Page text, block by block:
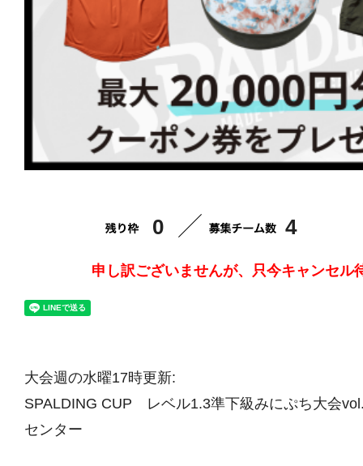
0 4
申し訳ございませんが、只今キャンセル
大会週の水曜17時更新:
SPALDING CUP レベル1.3準下級みにぷち大会
センター